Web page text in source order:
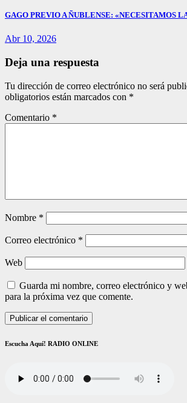
GAGO PREVIO A ÑUBLENSE: «NECESITAMOS
Abr 10, 2026
Deja una respuesta
Tu dirección de correo electrónico no será
obligatorios están marcados con *
Comentario *
Nombre *
Correo electrónico *
Web
Guarda mi nombre, correo electrónico y
para la próxima vez que comente.
Escucha Aquí! RADIO ONLINE